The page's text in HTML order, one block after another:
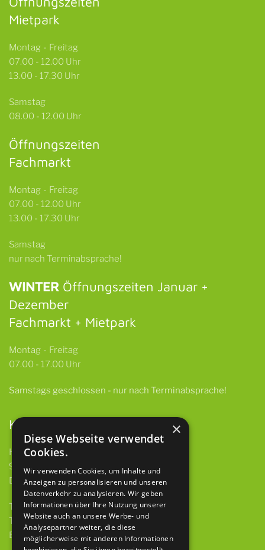
Mietpark
Montag - Freitag
07.00 - 12.00 Uhr
13.00 - 17.30 Uhr
Samstag
08.00 - 12.00 Uhr
Öffnungszeiten
Fachmarkt
Montag - Freitag
07.00 - 12.00 Uhr
13.00 - 17.30 Uhr
Samstag
nur nach Terminabsprache!
WINTER Öffnungszeiten Januar +
Dezember
Fachmarkt + Mietpark
Montag - Freitag
07.00 - 17.00 Uhr
Samstags geschlossen - nur nach Terminabsprache!
Kontakt
HBH GmbH & Co. KG
97922 Lauda-Königshofen
Deubacher Str. 12
Telefon 09343 615 921-0
Telefax 09343 615 921-9
E-Mailinfo@baumaschinen-hbh.de
×
Diese Webseite verwendet
Cookies.
Wir verwenden Cookies, um Inhalte und
Anzeigen zu personalisieren und unseren
Datenverkehr zu analysieren. Wir geben
Informationen über Ihre Nutzung unserer
Website auch an unsere Werbe- und
Analysepartner weiter, die diese
möglicherweise mit anderen Informationen